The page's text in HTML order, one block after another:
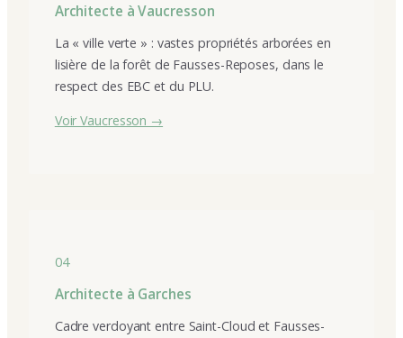
Architecte à Vaucresson
La « ville verte » : vastes propriétés arborées en
lisière de la forêt de Fausses-Reposes, dans le
respect des EBC et du PLU.
Voir Vaucresson →
04
Architecte à Garches
Cadre verdoyant entre Saint-Cloud et Fausses-